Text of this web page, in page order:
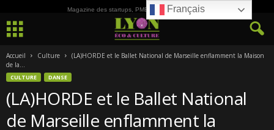
Magazine des startups, PME, ETI et de la Culture
Accueil Culture
(LA)HORDE et le Ballet National de Marseille enflamment la Maison
de la...
CULTURE DANSE
(LA)HORDE et le Ballet National
de Marseille enflamment la
Français